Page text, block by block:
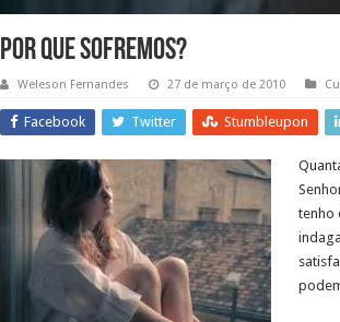
Por que Sofremos?
Weleson Fernandes 27 de março de 2010
Facebook Twitter Stumbleupon
tenho